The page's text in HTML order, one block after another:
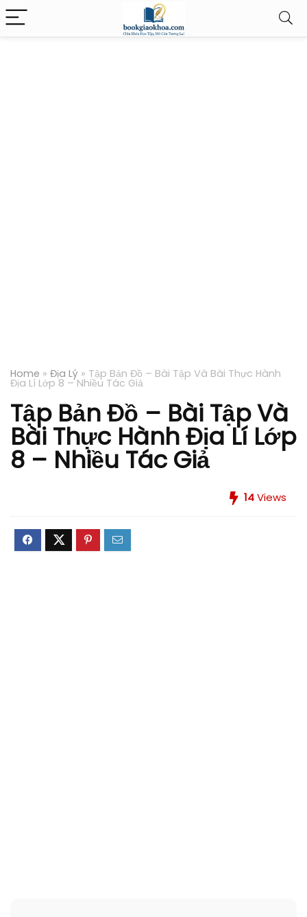
Home » Địa Lý » Tập Bản Đồ – Bài Tập Và Bài Thực Hành
Địa Lí Lớp 8 – Nhiều Tác Giả
Tập Bản Đồ – Bài Tập Và
Bài Thực Hành Địa Lí Lớp
8 – Nhiều Tác Giả
14Views